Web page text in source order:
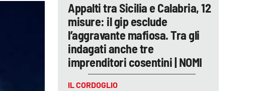
Appalti tra Sicilia e Calabria, 12
misure: il gip esclude
l’aggravante mafiosa. Tra gli
indagati anche tre
imprenditori cosentini | NOMI
IL CORDOGLIO